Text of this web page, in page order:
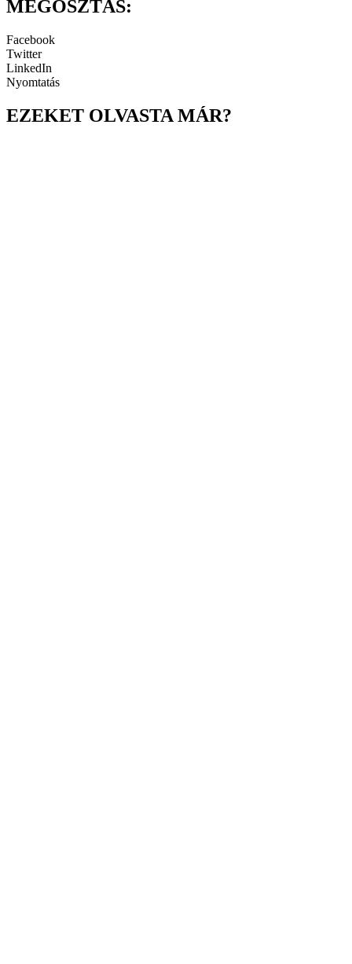
MEGOSZTÁS:
Facebook
Twitter
LinkedIn
Nyomtatás
EZEKET OLVASTA MÁR?